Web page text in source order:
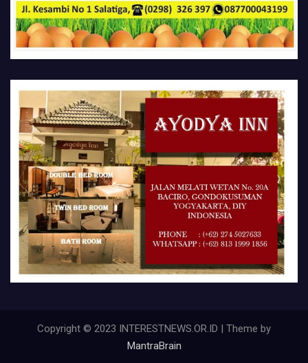
Copyright © 2023 INTERESTNEWS.OR.ID | Theme by
MantraBrain